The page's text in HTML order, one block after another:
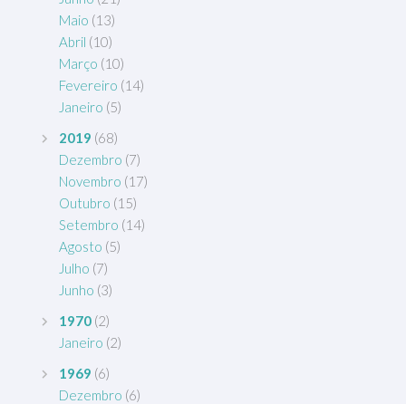
Maio (13)
Abril (10)
Março (10)
Fevereiro (14)
Janeiro (5)
2019 (68)
Dezembro (7)
Novembro (17)
Outubro (15)
Setembro (14)
Agosto (5)
Julho (7)
Junho (3)
1970 (2)
Janeiro (2)
1969 (6)
Dezembro (6)